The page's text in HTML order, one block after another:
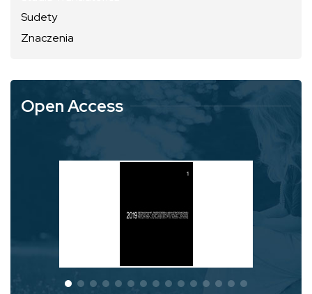
Sudety
Znaczenia
Open Access